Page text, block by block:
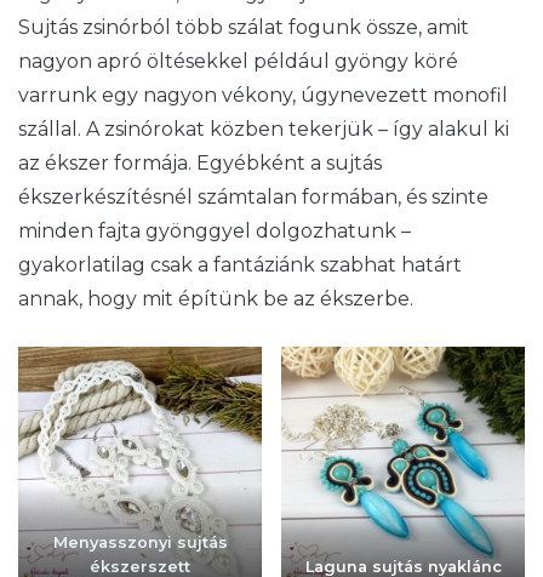
Sujtás zsinórból több szálat fogunk össze, amit
nagyon apró öltésekkel például gyöngy köré
varrunk egy nagyon vékony, úgynevezett monofil
szállal. A zsinórokat közben tekerjük – így alakul ki
az ékszer formája. Egyébként a sujtás
ékszerkészítésnél számtalan formában, és szinte
minden fajta gyönggyel dolgozhatunk –
gyakorlatilag csak a fantáziánk szabhat határt
annak, hogy mit építünk be az ékszerbe.
Menyasszonyi sujtás
ékszerszett
Laguna sujtás nyaklánc